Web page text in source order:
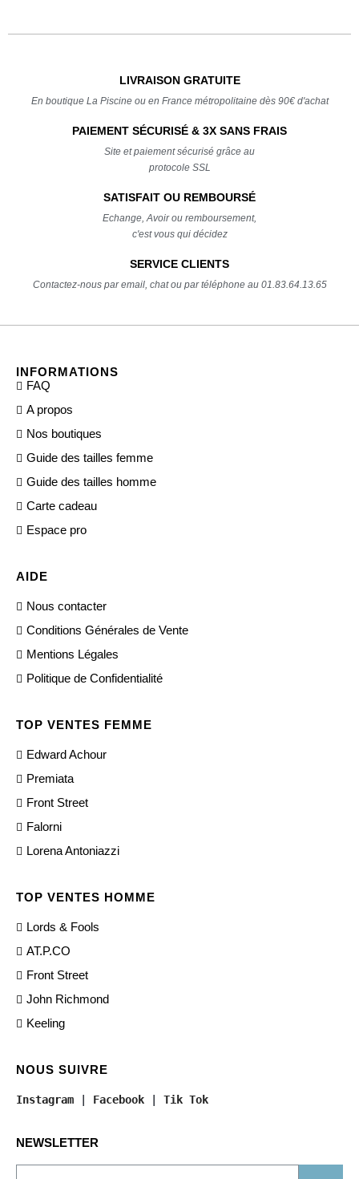
LIVRAISON GRATUITE
En boutique La Piscine ou en France métropolitaine dès 90€ d'achat
PAIEMENT SÉCURISÉ & 3X SANS FRAIS
Site et paiement sécurisé grâce au
protocole SSL
SATISFAIT OU REMBOURSÉ
Echange, Avoir ou remboursement,
c'est vous qui décidez
SERVICE CLIENTS
Contactez-nous par email, chat ou par téléphone au 01.83.64.13.65
INFORMATIONS
FAQ
A propos
Nos boutiques
Guide des tailles femme
Guide des tailles homme
Carte cadeau
Espace pro
AIDE
Nous contacter
Conditions Générales de Vente
Mentions Légales
Politique de Confidentialité
TOP VENTES FEMME
Edward Achour
Premiata
Front Street
Falorni
Lorena Antoniazzi
TOP VENTES HOMME
Lords & Fools
AT.P.CO
Front Street
John Richmond
Keeling
NOUS SUIVRE
Instagram | Facebook | Tik Tok
NEWSLETTER